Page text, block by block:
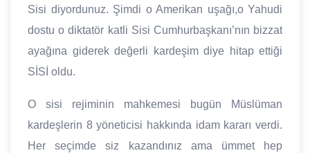
Sisi diyordunuz. Şimdi o Amerikan uşağı,o Yahudi
dostu o diktatör katli Sisi Cumhurbaşkanı’nın bizzat
ayağına giderek değerli kardeşim diye hitap ettiği
SİSİ oldu.
O sisi rejiminin mahkemesi bugün Müslüman
kardeşlerin 8 yöneticisi hakkında idam kararı verdi.
Her seçimde siz kazandınız ama ümmet hep